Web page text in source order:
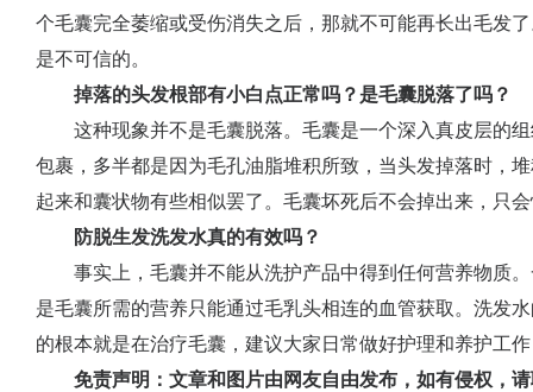
个毛囊完全萎缩或受伤消失之后，那就不可能再长出毛发
是不可信的。
掉落的头发根部有小白点正常吗？是毛囊脱落了吗？
这种现象并不是毛囊脱落。毛囊是一个深入真皮层的组
包裹，多半都是因为毛孔油脂堆积所致，当头发掉落时，
起来和囊状物有些相似罢了。毛囊坏死后不会掉出来，只
防脱生发洗发水真的有效吗？
事实上，毛囊并不能从洗护产品中得到任何营养物质。
是毛囊所需的营养只能通过毛乳头相连的血管获取。洗发
的根本就是在治疗毛囊，建议大家日常做好护理和养护工
免责声明：文章和图片由网友自由发布，如有侵权，